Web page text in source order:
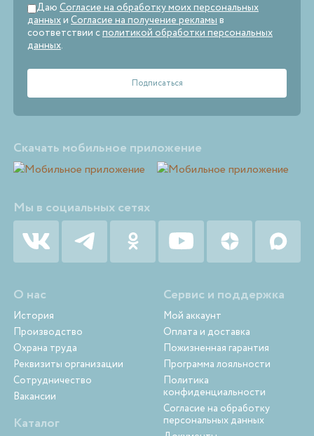
Даю Согласие на обработку моих персональных
данныхи Согласие на получение рекламыв
соответствии сполитикой обработки персональных
данных.
Скачать мобильное приложение
Мы в социальных сетях
О нас
История
Производство
Охрана труда
Реквизиты организации
Сотрудничество
Вакансии
Каталог
Сервис и поддержка
Мой аккаунт
Оплата и доставка
Пожизненная гарантия
Программа лояльности
Политика
конфиденциальности
Согласие на обработку
персональных данных